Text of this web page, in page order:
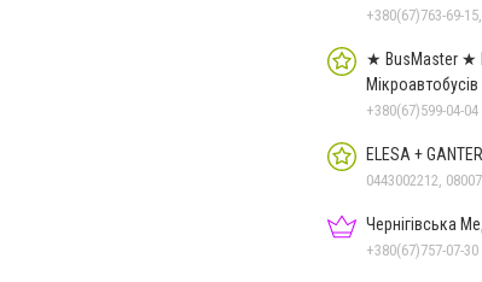
+380(67)763-69-
★ BusMaster ★
+380(67)599-04-04
0443002212,
Чернігівська
+380(67)757-07-30